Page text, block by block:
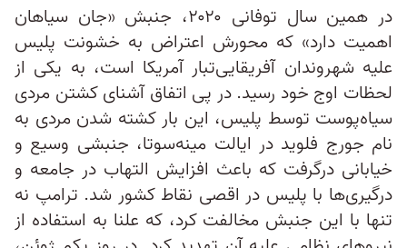
در همین سال توفانی ۲۰۲۰، جنبش «جان سیاهان
اهمیت دارد» که محورش اعتراض به خشونت پلیس
علیه شهروندان آفریقایی‌تبار آمریکا است، به یکی از
لحظات اوج خود رسید. در پی اتفاق آشنای کشتن مردی
سیاه‌پوست توسط پلیس‌، این بار کشته شدن مردی به
نام جورج فلوید در ایالت مینه‌سوتا، جنبشی وسیع و
خیابانی درگرفت که باعث افزایش التهاب در جامعه و
درگیری‌ها با پلیس در اقصی نقاط کشور شد. ترامپ نه
تنها با این جنبش مخالفت کرد، که علنا به استفاده از